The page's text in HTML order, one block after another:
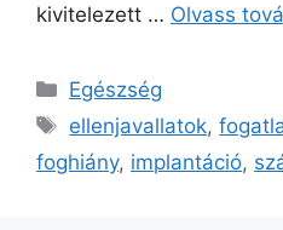
kivitelezett … Olvass
Kategória
Egészség
Címkék
ellenjavallatok,
foghiány, implantáció,